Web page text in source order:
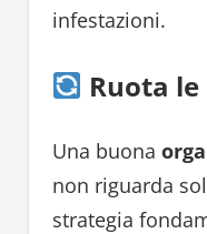
infestazioni.
Ruota
Una buona
non riguarda
strategia